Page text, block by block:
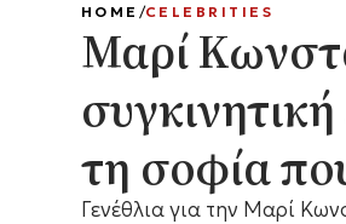
HOME CELEBRITIES
Μαρί
τη σοφία
Γενέθλια για την Μαρί